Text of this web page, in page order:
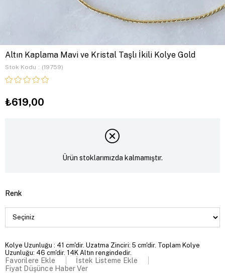
Altın Kaplama Mavi ve Kristal Taşlı İkili Kolye Gold
Stok Kodu (19759)
₺619,00
Ürün stoklarımızda kalmamıştır.
Renk
Kolye Uzunluğu : 41 cm'dir. Uzatma Zinciri: 5 cm'dir. Toplam Kolye
Uzunluğu: 46 cm'dir. 14K Altın rengindedir.
Favorilere Ekle
İstek Listeme Ekle
Fiyat Düşünce Haber Ver